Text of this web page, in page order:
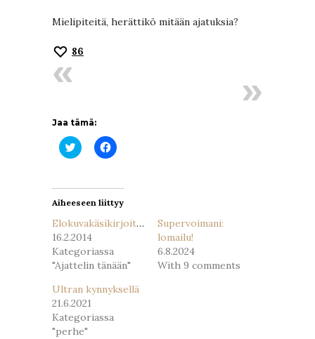
Mielipiteitä, herättikö mitään ajatuksia?
86
Jaa tämä:
Jaa
Twitterissä(Avautuu
Jaa
Facebookissa(Avautuu
Aiheeseen liittyy
Elokuvakäsikirjoitusmatskua
16.2.2014
Kategoriassa
"Ajattelin tänään"
Supervoimani:
lomailu!
6.8.2024
With 9 comments
Ultran kynnyksellä
21.6.2021
Kategoriassa
"perhe"